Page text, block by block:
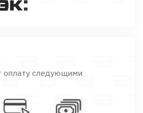
оплату следующими